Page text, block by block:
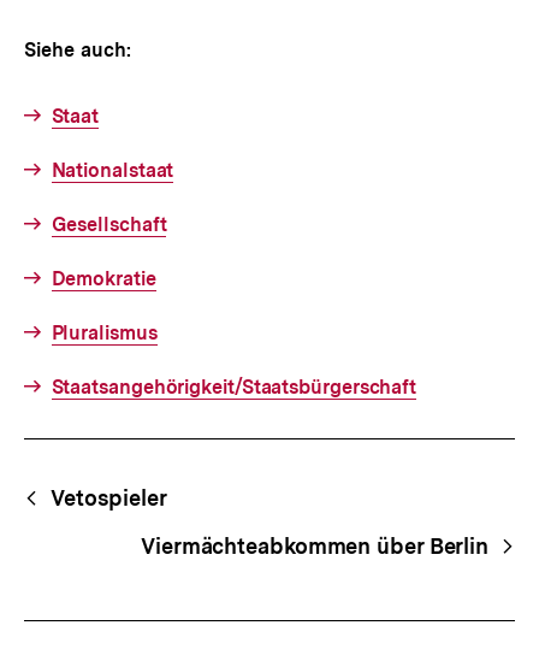
Siehe auch:
Staat
Nationalstaat
Gesellschaft
Demokratie
Pluralismus
Staatsangehörigkeit/Staatsbürgerschaft
Begriffsnavigation
Content-
Navigation
Vetospieler
Viermächteabkommen über Berlin